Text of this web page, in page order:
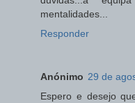
mentalidades...
Responder
Anónimo 29 de
Espero e desejo